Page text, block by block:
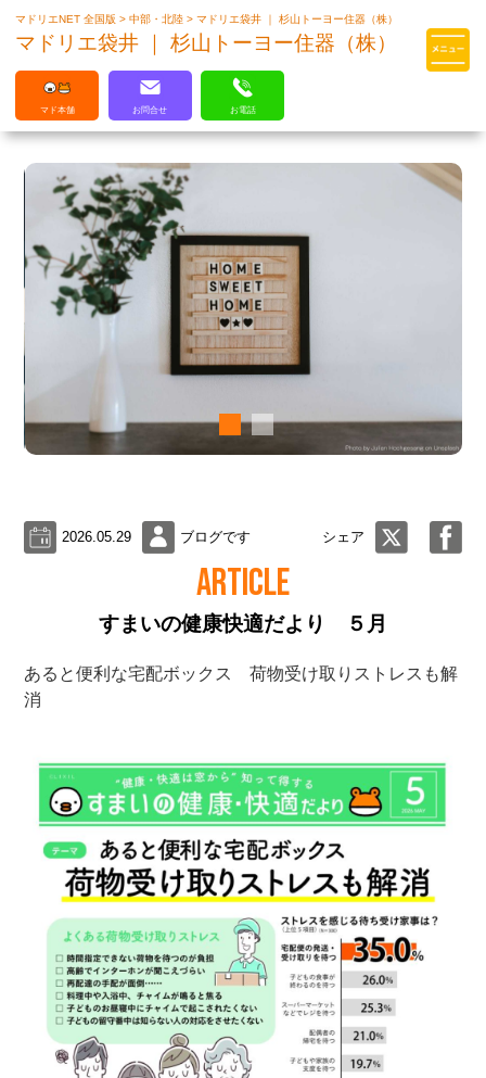
マドリエはLIXILの厳しい基準を
クリアした住まいのプロ集団です
マドリエNET 全国版>中部・北陸>マドリエ袋井 ｜ 杉山トーヨー住器（株）
マドリエ袋井 ｜ 杉山トーヨー住器（株）
マド本舗 お問合せ お電話
2026.05.29 ブログです シェア
ARTICLE
すまいの健康快適だより ５月